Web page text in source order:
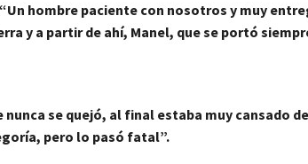
hombre paciente con nosotros y muy
y a partir de ahí, Manel, que se portó
nunca se quejó, al final estaba muy cansado
pero lo pasó fatal”.